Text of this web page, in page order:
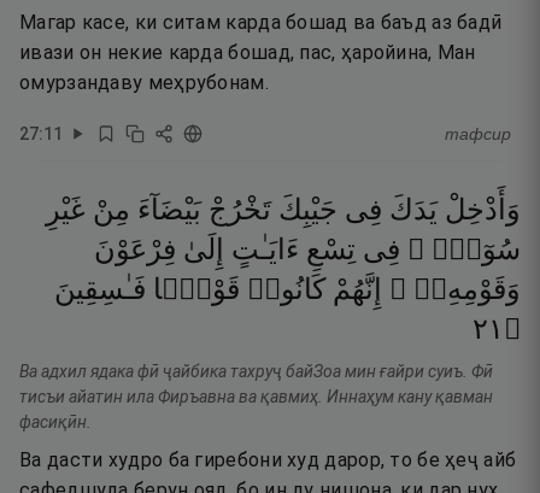
Магар касе, ки ситам карда бошад ва баъд аз бадӣ
ивази он некие карда бошад, пас, ҳаройина, Ман
омурзандаву меҳрубонам.
27:11 тафсир
وَأَدْخِلْ يَدَكَ فِى جَيْبِكَ تَخْرُجْ بَيْضَآءَ مِنْ غَيْرِ
سُوٓءٍۢ ۖ فِى تِسْعِ ءَايَـٰتٍ إِلَىٰ فِرْعَوْنَ
وَقَوْمِهِۦٓ ۚ إِنَّهُمْ كَانُوا۟ قَوْمًۭا فَـٰسِقِينَ
۝ ١٢
Ва адхил ядака фӣ ҷайбика тахруҷ байЗоа мин ғайри суиъ. Фӣ
тисъи айатин ила Фиръавна ва қавмиҳ. Иннаҳум кану қавман
фасиқӣн.
Ва дасти худро ба гиребони худ дарор, то бе ҳеҷ айб